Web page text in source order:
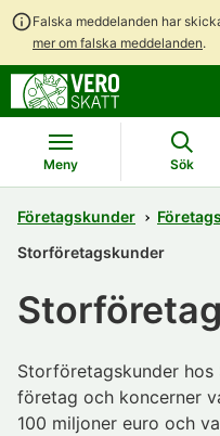
Falska meddelanden har
mer om falska meddelanden.
Meny Sök
Företagskunder
Storföretagskunder
Storföretagskunder
företag och koncerner
100 miljoner euro och